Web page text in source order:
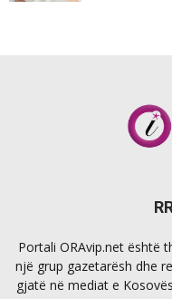
Portali ORAvip.net është
një grup gazetarësh dhe
gjatë në mediat e